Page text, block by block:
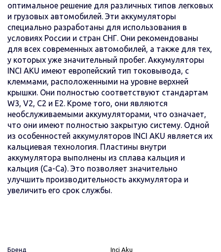
оптимальное решение для различных типов легковых
и грузовых автомобилей. Эти аккумуляторы
специально разработаны для использования в
условиях России и стран СНГ. Они рекомендованы
для всех современных автомобилей, а также для тех,
у которых уже значительный пробег. Аккумуляторы
INCI AKU имеют европейский тип токовывода, с
клеммами, расположенными на уровне верхней
крышки. Они полностью соответствуют стандартам
W3, V2, C2 и E2. Кроме того, они являются
необслуживаемыми аккумуляторами, что означает,
что они имеют полностью закрытую систему. Одной
из особенностей аккумуляторов INCI AKU является их
кальциевая технология. Пластины внутри
аккумулятора выполнены из сплава кальция и
кальция (Ca-Ca). Это позволяет значительно
улучшить производительность аккумулятора и
увеличить его срок службы.
Бренд Inci Aku